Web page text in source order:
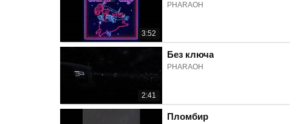
3:52
PHARAOH
2:41
Без ключа
PHARAOH
Пломбир